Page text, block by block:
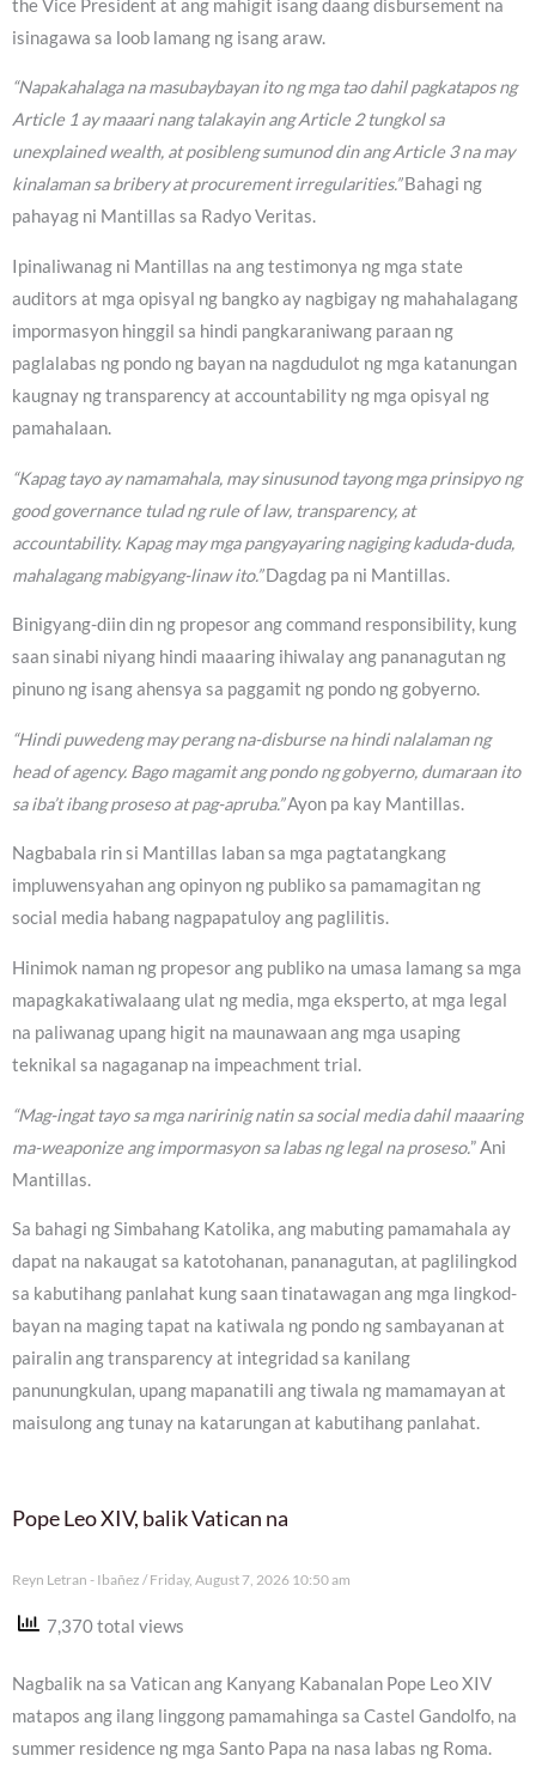
the Vice President at ang mahigit isang daang disbursement na
isinagawa sa loob lamang ng isang araw.
“Napakahalaga na masubaybayan ito ng mga tao dahil pagkatapos ng
Article 1 ay maaari nang talakayin ang Article 2 tungkol sa
unexplained wealth, at posibleng sumunod din ang Article 3 na may
kinalaman sa bribery at procurement irregularities.”Bahagi ng
pahayag ni Mantillas sa Radyo Veritas.
Ipinaliwanag ni Mantillas na ang testimonya ng mga state
auditors at mga opisyal ng bangko ay nagbigay ng mahahalagang
impormasyon hinggil sa hindi pangkaraniwang paraan ng
paglalabas ng pondo ng bayan na nagdudulot ng mga katanungan
kaugnay ng transparency at accountability ng mga opisyal ng
pamahalaan.
“Kapag tayo ay namamahala, may sinusunod tayong mga prinsipyo ng
good governance tulad ng rule of law, transparency, at
accountability. Kapag may mga pangyayaring nagiging kaduda-duda,
mahalagang mabigyang-linaw ito.”Dagdag pa ni Mantillas.
Binigyang-diin din ng propesor ang command responsibility, kung
saan sinabi niyang hindi maaaring ihiwalay ang pananagutan ng
pinuno ng isang ahensya sa paggamit ng pondo ng gobyerno.
“Hindi puwedeng may perang na-disburse na hindi nalalaman ng
head of agency. Bago magamit ang pondo ng gobyerno, dumaraan ito
sa iba’t ibang proseso at pag-apruba.”Ayon pa kay Mantillas.
Nagbabala rin si Mantillas laban sa mga pagtatangkang
impluwensyahan ang opinyon ng publiko sa pamamagitan ng
social media habang nagpapatuloy ang paglilitis.
Hinimok naman ng propesor ang publiko na umasa lamang sa mga
mapagkakatiwalaang ulat ng media, mga eksperto, at mga legal
na paliwanag upang higit na maunawaan ang mga usaping
teknikal sa nagaganap na impeachment trial.
“Mag-ingat tayo sa mga naririnig natin sa social media dahil maaaring
ma-weaponize ang impormasyon sa labas ng legal na proseso.” Ani
Mantillas.
Sa bahagi ng Simbahang Katolika, ang mabuting pamamahala ay
dapat na nakaugat sa katotohanan, pananagutan, at paglilingkod
sa kabutihang panlahat kung saan tinatawagan ang mga lingkod-
bayan na maging tapat na katiwala ng pondo ng sambayanan at
pairalin ang transparency at integridad sa kanilang
panunungkulan, upang mapanatili ang tiwala ng mamamayan at
maisulong ang tunay na katarungan at kabutihang panlahat.
Pope Leo XIV, balik Vatican na
Reyn Letran - Ibañez Friday, August 7, 2026 10:50 am
7,370 total views
Nagbalik na sa Vatican ang Kanyang Kabanalan Pope Leo XIV
matapos ang ilang linggong pamamahinga sa Castel Gandolfo, na
summer residence ng mga Santo Papa na nasa labas ng Roma.